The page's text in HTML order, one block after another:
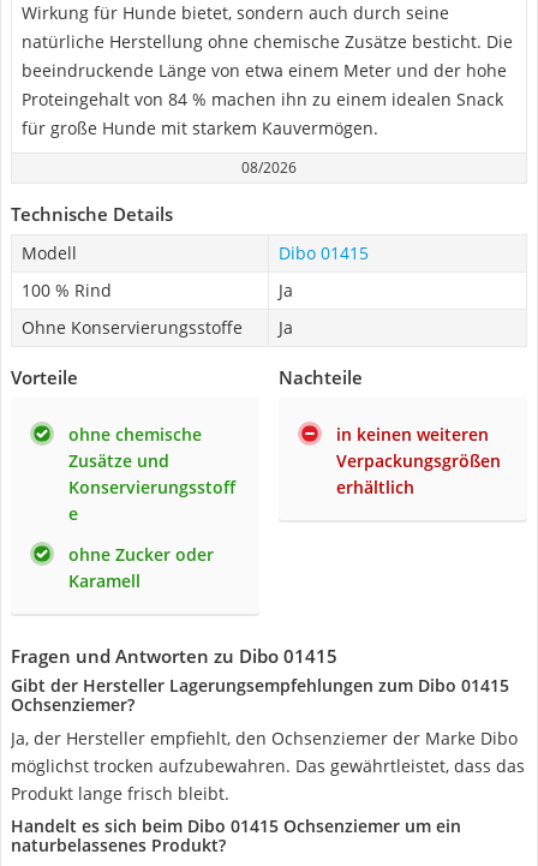
Wirkung für Hunde bietet, sondern auch durch seine
natürliche Herstellung ohne chemische Zusätze besticht. Die
beeindruckende Länge von etwa einem Meter und der hohe
Proteingehalt von 84 % machen ihn zu einem idealen Snack
für große Hunde mit starkem Kauvermögen.
08/2026
Technische Details
Modell
Dibo 01415
100 % Rind
Ja
Ohne Konservierungsstoffe
Ja
Vorteile
ohne chemische
Zusätze und
Konservierungsstoff
e
ohne Zucker oder
Karamell
Nachteile
in keinen weiteren
Verpackungsgrößen
erhältlich
Fragen und Antworten zu Dibo 01415
Gibt der Hersteller Lagerungsempfehlungen zum Dibo 01415
Ochsenziemer?
Ja, der Hersteller empfiehlt, den Ochsenziemer der Marke Dibo
möglichst trocken aufzubewahren. Das gewährtleistet, dass das
Produkt lange frisch bleibt.
Handelt es sich beim Dibo 01415 Ochsenziemer um ein
naturbelassenes Produkt?